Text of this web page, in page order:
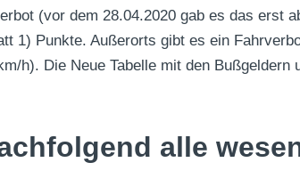
(vor dem 28.04.2020 gab es das erst
1) Punkte. Außerorts gibt es ein
h). Die Neue Tabelle mit den Bußgeldern
alle